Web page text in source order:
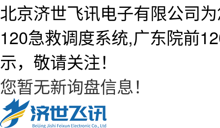
北京济世飞讯电子有限公司
120急救调度系统,广东院前
示，敬请关注！
您暂无新询盘信息！